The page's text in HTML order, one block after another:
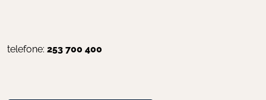
telefone: 253 700 400